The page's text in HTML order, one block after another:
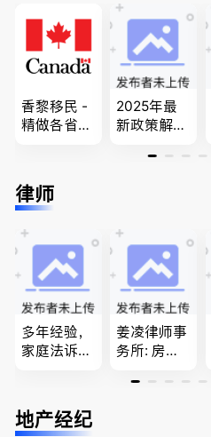
香黎移民 -
精做各省省
推荐。持牌
顾问免费为
问题
2025年最
新政策解
牌顾问为您
团聚，投资
移民以及各
类省提名和
技术移民
律师
多年经验，
家庭法诉
证，租务纠
纷 普通
姜凌律师事
务所: 房产
件。婚姻
地产经纪